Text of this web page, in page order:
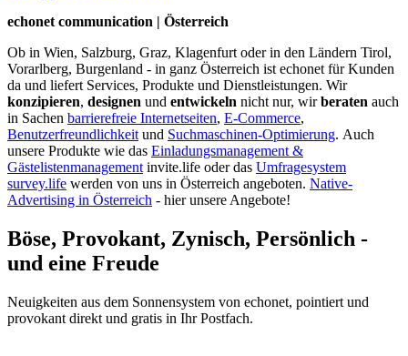
echonet communication | Österreich
Ob in Wien, Salzburg, Graz, Klagenfurt oder in den Ländern Tirol,
Vorarlberg, Burgenland - in ganz Österreich ist echonet für Kunden
da und liefert Services, Produkte und Dienstleistungen. Wir
konzipieren, designen und entwickeln nicht nur, wirberaten auch
in Sachen barrierefreie Internetseiten, E-Commerce,
Benutzerfreundlichkeit und Suchmaschinen-Optimierung. Auch
unsere Produkte wie das Einladungsmanagement &
Gästelistenmanagement invite.life oder das Umfragesystem
survey.life werden von uns in Österreich angeboten. Native-
Advertising in Österreich - hier unsere Angebote!
Böse, Provokant, Zynisch, Persönlich -
und eine Freude
Neuigkeiten aus dem Sonnensystem von echonet, pointiert und
provokant direkt und gratis in Ihr Postfach.